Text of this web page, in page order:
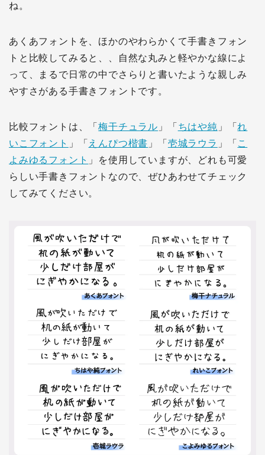
ね。
あくあフォントを、ほかのやわらかくて手書きフォン
トと比較してみると、、自然な丸みと軽やかな線によ
って、まるで日常の中でさらりと書いたような親しみ
やすさがある手書きフォントです。
比較フォントは、「梅干チュラル 」「 ちはや純 」「 れ
いこフォント 」「 えんぴつ楷書 」「 壱城ラウラ 」「 こ
よみゆるフォント 」を使用していますが、どれも可愛
らしい手書きフォントなので、ぜひあわせてチェック
してみてください。